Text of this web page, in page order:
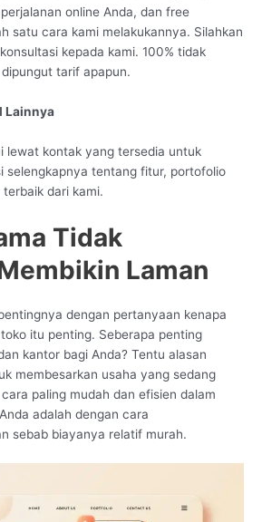
online Anda, dan free
satu cara kami melakukannya. Silahkan
kepada kami. 100% tidak
tarif apapun.
Lainnya
lewat kontak yang tersedia untuk
selengkapnya tentang fitur, portofolio
dari kami.
Tidak
Laman
dengan pertanyaan kenapa
itu penting. Seberapa penting
kantor bagi Anda? Tentu alasan
membesarkan usaha yang sedang
paling mudah dan efisien dalam
adalah dengan cara
sebab biayanya relatif murah.